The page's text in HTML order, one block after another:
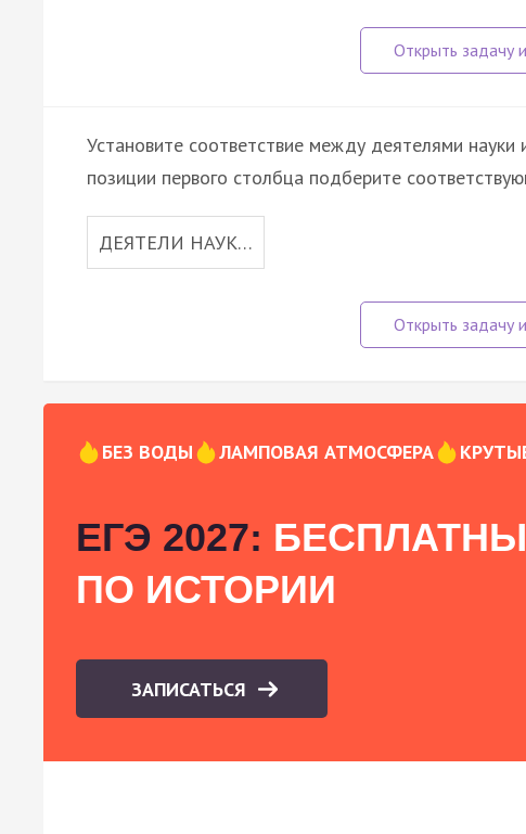
Установите соответствие между деятелями
позиции первого столбца подберите
ДЕЯТЕЛИ НАУК…
БЕЗ ВОДЫ ЛАМПОВАЯ АТМОСФЕРА
ЕГЭ 2027:
ПО ИСТОРИИ
ЗАПИСАТЬСЯ